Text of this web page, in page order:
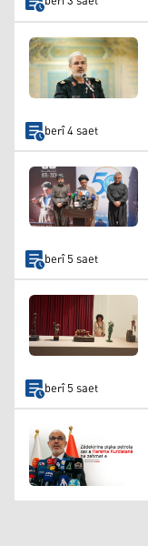
berî 4 saet
berî 5 saet
berî 5 saet